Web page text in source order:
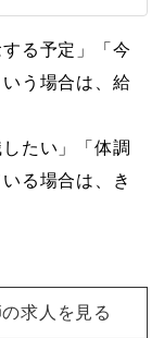
る予定」「今
う場合は、給
たい」「体調
る場合は、き
求人を見る